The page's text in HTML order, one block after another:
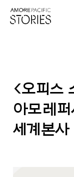
<오피스
아모레퍼
세계본사